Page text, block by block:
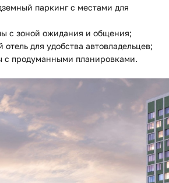
паркинг с местами для
с зоной ожидания и общения;
для удобства автовладельцев;
с продуманными планировками.